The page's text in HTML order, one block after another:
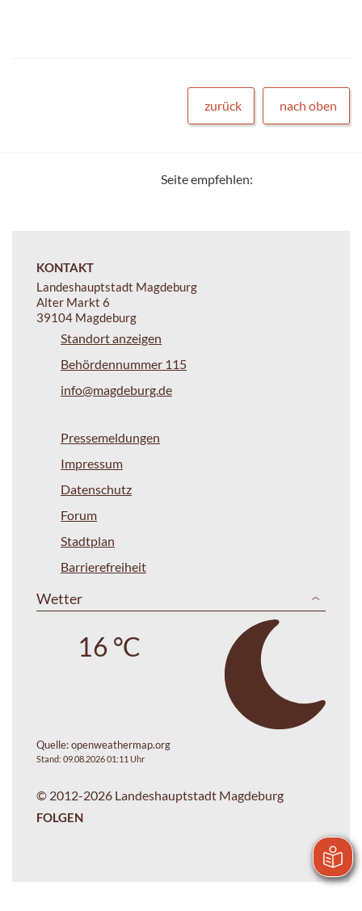
zurück nach oben
Seite empfehlen:
KONTAKT
Landeshauptstadt Magdeburg
Alter Markt 6
39104 Magdeburg
Standort anzeigen
Behördennummer 115
info@magdeburg.de
Pressemeldungen
Impressum
Datenschutz
Forum
Stadtplan
Barrierefreiheit
Wetter
16 °C
Quelle:openweathermap.org
Stand: 09.08.2026 01:11 Uhr
© 2012-2026 Landeshauptstadt Magdeburg
FOLGEN